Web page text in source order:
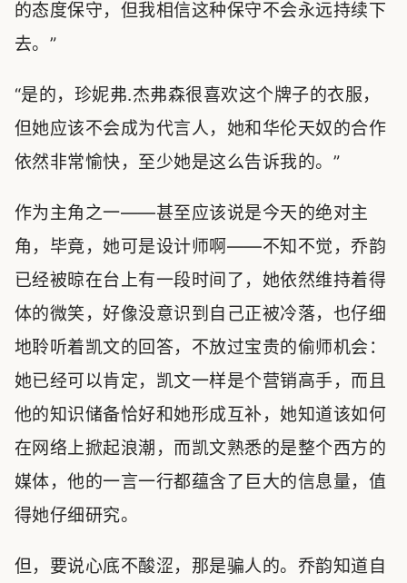
的态度保守，但我相信这种保守不会永远持续下
去。”
“是的，珍妮弗.杰弗森很喜欢这个牌子的衣服，
但她应该不会成为代言人，她和华伦天奴的合作
依然非常愉快，至少她是这么告诉我的。”
作为主角之一——甚至应该说是今天的绝对主
角，毕竟，她可是设计师啊——不知不觉，乔韵
已经被晾在台上有一段时间了，她依然维持着得
体的微笑，好像没意识到自己正被冷落，也仔细
地聆听着凯文的回答，不放过宝贵的偷师机会：
她已经可以肯定，凯文一样是个营销高手，而且
他的知识储备恰好和她形成互补，她知道该如何
在网络上掀起浪潮，而凯文熟悉的是整个西方的
媒体，他的一言一行都蕴含了巨大的信息量，值
得她仔细研究。
但，要说心底不酸涩，那是骗人的。乔韵知道自